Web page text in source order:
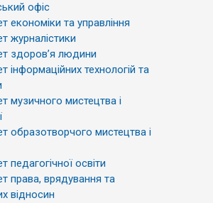
офіс
економіки та управління
журналістики
здоров’я людини
інформаційних технологій та
музичного мистецтва і
образотворчого мистецтва і
педагогічної освіти
права, врядування та
відносин